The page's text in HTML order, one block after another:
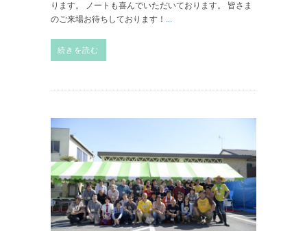
ります。 ノートも喜んでいただいております。 皆さま
のご来場お待ちしております！ ...
続きを読む